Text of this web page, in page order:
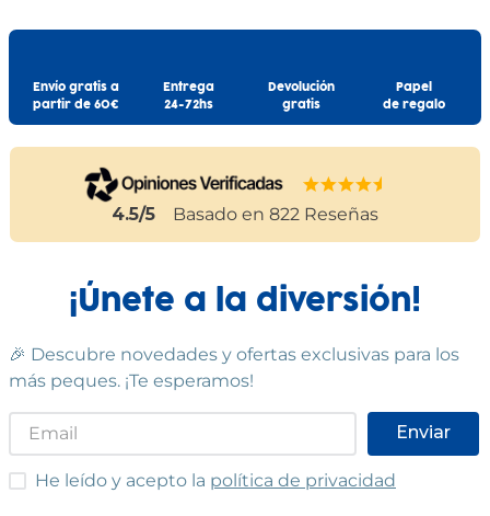
Envío gratis a
partir de 60€
Entrega
24-72hs
Devolución
gratis
Papel
de regalo
4.5/5 Basado en 822 Reseñas
¡Únete a la diversión!
🎉 Descubre novedades y ofertas exclusivas para los
más peques. ¡Te esperamos!
Enviar
He leído y acepto las condiciones
He leído y acepto la política de privacidad